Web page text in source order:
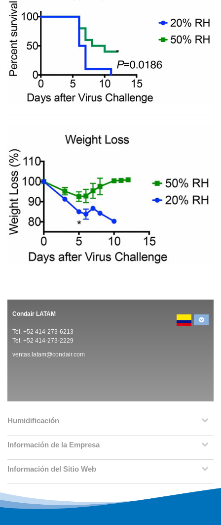
Condair LATAM
Tel. +52 414-273-6213
Tel. +52 414-273-2229
ventas.latam@condair.com
Humidificación
Información de la Empresa
Información del Sitio Web